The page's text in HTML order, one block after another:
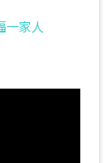
一家人